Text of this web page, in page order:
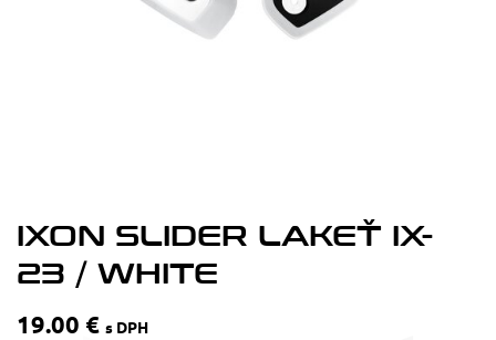
IXON SLIDER LAKEŤ IX-
23 / WHITE
19.00 € s DPH